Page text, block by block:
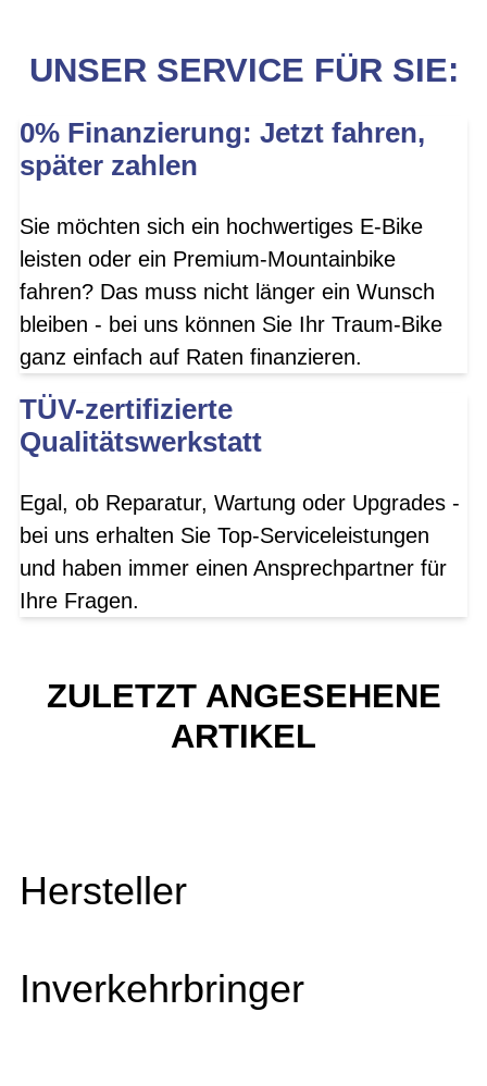
UNSER SERVICE FÜR SIE:
0% Finanzierung: Jetzt fahren,
später zahlen
Sie möchten sich ein hochwertiges E-Bike
leisten oder ein Premium-Mountainbike
fahren? Das muss nicht länger ein Wunsch
bleiben - bei uns können Sie Ihr Traum-Bike
ganz einfach auf Raten finanzieren.
TÜV-zertifizierte
Qualitätswerkstatt
Egal, ob Reparatur, Wartung oder Upgrades -
bei uns erhalten Sie Top-Serviceleistungen
und haben immer einen Ansprechpartner für
Ihre Fragen.
ZULETZT ANGESEHENE
ARTIKEL
Hersteller
Inverkehrbringer